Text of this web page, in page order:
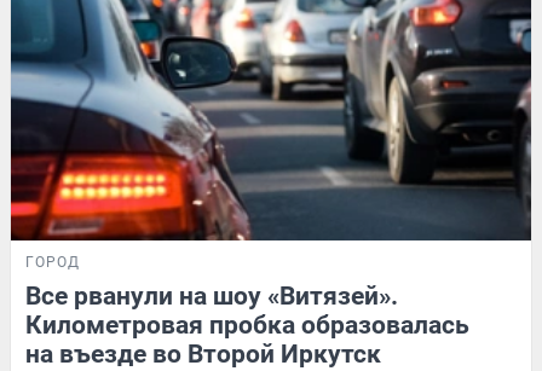
ГОРОД
Все рванули на шоу «Витязей».
Километровая пробка образовалась
на въезде во Второй Иркутск